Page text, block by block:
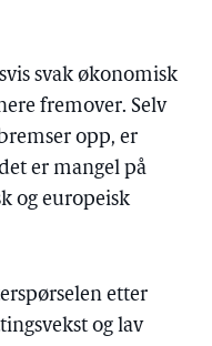
svak økonomisk
fremover. Selv
opp, er
er mangel på
og europeisk
etter
og lav